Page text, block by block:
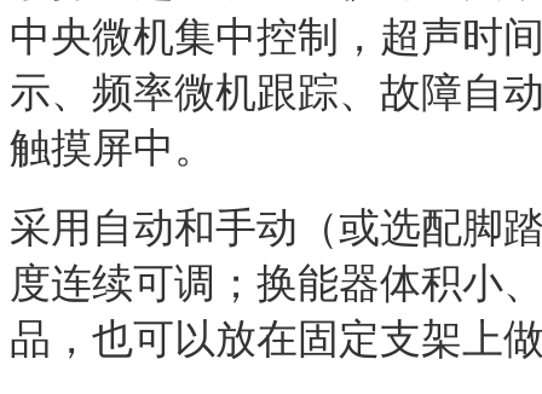
中央微机集中控制，超声时
示、频率微机跟踪、故障自
触摸屏中。
采用自动和手动（或选配脚
度连续可调；换能器体积小
品，也可以放在固定支架上